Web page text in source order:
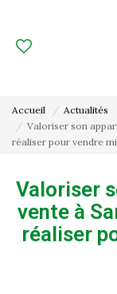
Accueil
Actualités
Valoriser son
réaliser pour vendre
Valoriser
vente à
réaliser